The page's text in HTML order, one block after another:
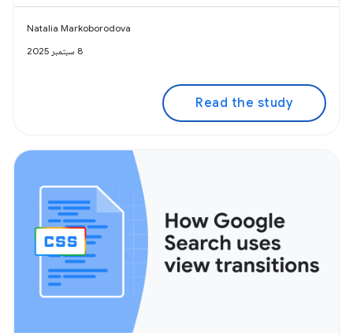
Natalia Markoborodova
8 سبتمبر 2025
Read the study